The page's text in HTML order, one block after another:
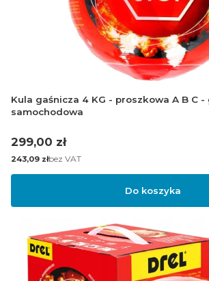
Kula gaśnicza 4 KG - proszkowa A B C -
samochodowa
Cena
299,00 zł
Cena
243,09 złbez VAT
Do koszyka